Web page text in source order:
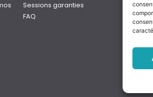
Sessions garanties
FAQ